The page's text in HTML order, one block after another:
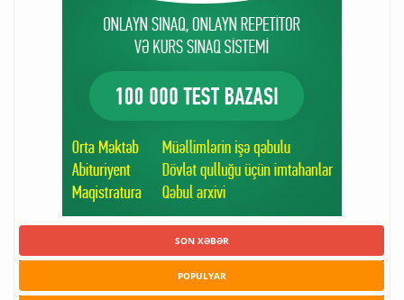
SON XƏBƏR
POPULYAR